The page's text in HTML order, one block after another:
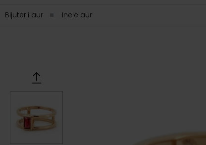
Bijuterii aur Inele aur